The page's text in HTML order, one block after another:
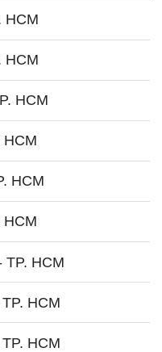
HCM
HCM
HCM
HCM
HCM
HCM
TP. HCM
HCM
HCM